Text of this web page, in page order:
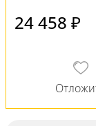
24 458 ₽